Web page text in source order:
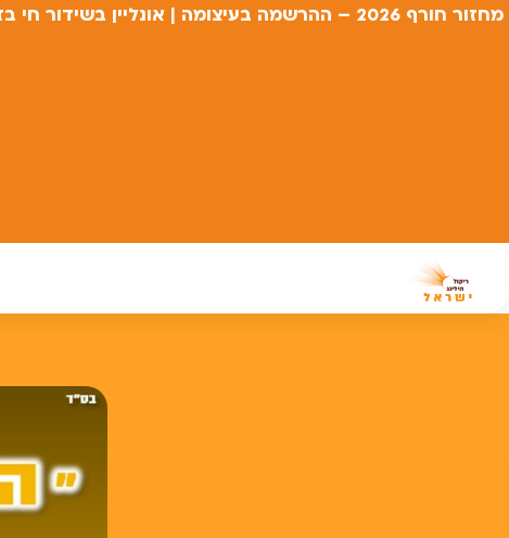
מחזור חורף 2026 – ההרשמה בעיצומה | אונליין בשידור חי בזום